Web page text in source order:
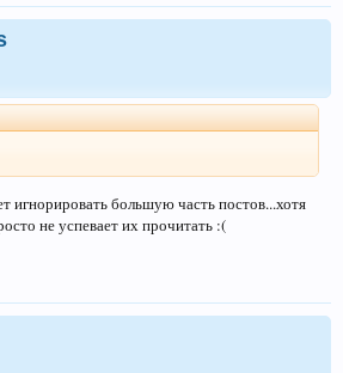
игнорировать большую часть постов...хотя
не успевает их прочитать :(